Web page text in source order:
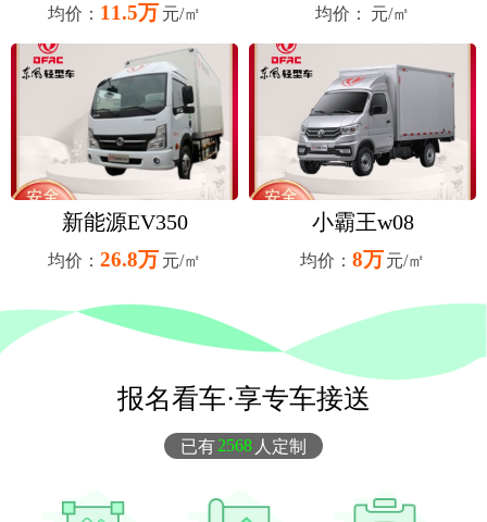
均价： 11.5万 元/㎡ 均价： 元/㎡
新能源EV350
均价：26.8万 元/㎡
小霸王w08
均价： 8万元/㎡
报名看车·享专车接送
已有2568 人定制